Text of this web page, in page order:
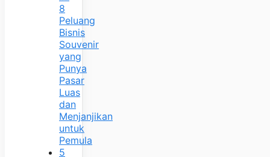
8
Peluang
Bisnis
Souvenir
yang
Punya
Pasar
Luas
dan
Menjanjikan
untuk
Pemula
5